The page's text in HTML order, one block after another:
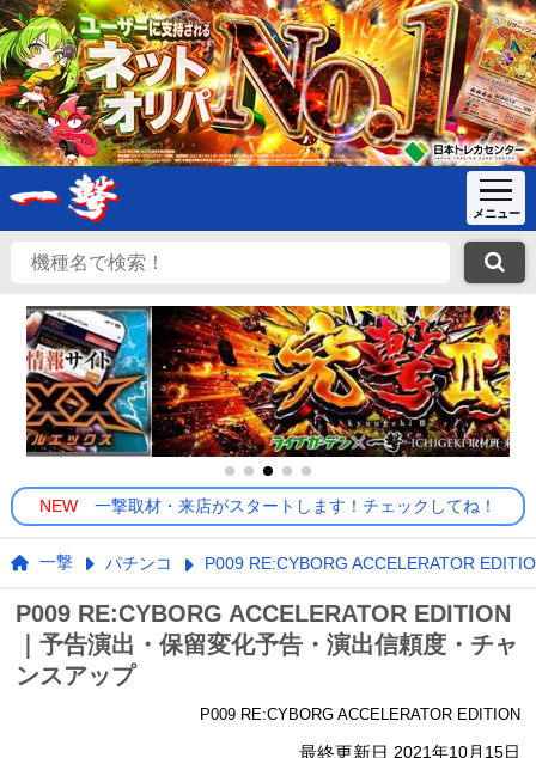
NEW 一撃取材・来店がスタートします！チェックしてね！
一撃 パチンコ P009 RE:CYBORG ACCELERATOR
P009 RE:CYBORG ACCELERATOR EDITION
｜予告演出・保留変化予告・演出信頼度・チャ
ンスアップ
P009 RE:CYBORG ACCELERATOR EDITION
最終更新日 2021年10月15日